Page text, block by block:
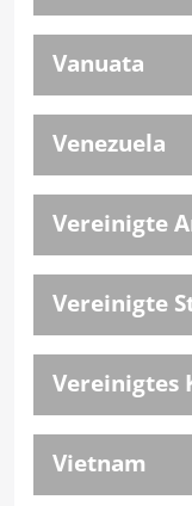
Vanuata
Venezuela
Vereinigte
Vereinigte
Vereinigtes
Vietnam